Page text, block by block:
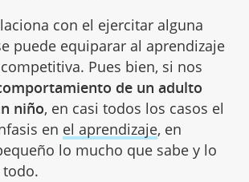
con el ejercitar alguna
puede equiparar al aprendizaje
Pues bien, si nos
de un adulto
niño, en casi todos los casos el
en el aprendizaje, en
lo mucho que sabe y lo
todo.